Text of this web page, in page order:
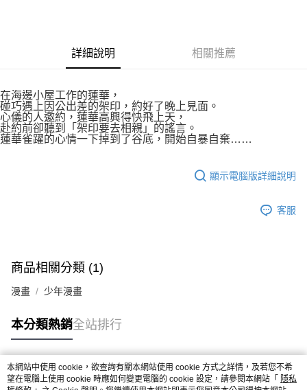
１．透過由恩沛科技股份有限公司提供之「AFTEE先享後付」服務完成之交
易，需依本服務之必要範圍內提供個人資料，並將交易相關給付款項請求債
２．關於個人資料處理事宜，請瀏覽以下網址：
https://aftee.tw/terms/#terms3
３．未成年的使用者請事先徵得法定代理人或監護人之同意方可使用
「AFTEE先享後付」，若未經同意申辦者引起之損失，本公司不負相關責
任。
恩沛科技股份有限公司將有權停止該用戶之使用額度並採取法律行動。
每筆NT$80，滿NT$500(含以上)免運費
每筆NT$80，滿NT$500(含以上)免運費
宅配
每筆NT$100，滿NT$800(含以上)免運費
查看運費
詳細說明 相關推薦
在海邊小屋工作的蓮華，
碰巧遇上因公出差的架印，約好了晚上見面。
心儀的人邀約，蓮華高興得快飛上天，
赴約前卻聽到「架印要去相親」的謠言。
蓮華雀躍的心情一下掉到了谷底，開始自暴自棄……
顯示電腦版詳細說明
客服
商品相關分類 (1)
漫畫 少年漫畫
本分類熱銷全站排行
熱門標籤
本網站中使用 cookie，欲查詢有關本網站使用 cookie 方式之詳情，及若您不希
望在電腦上使用 cookie 時應如何變更電腦的 cookie 設定，請參閱本網站「 隱私